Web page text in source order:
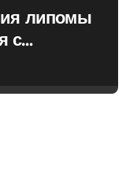
липомы
с